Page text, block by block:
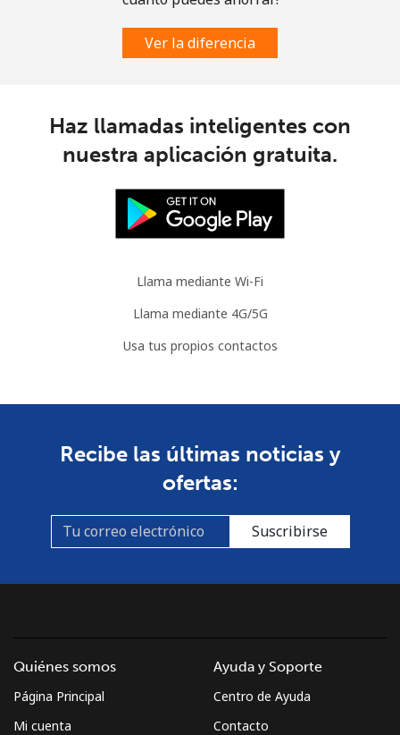
Ver la diferencia
Haz llamadas inteligentes con
nuestra aplicación gratuita.
Llama mediante Wi-Fi
Llama mediante 4G/5G
Usa tus propios contactos
Recibe las últimas noticias y
ofertas:
Suscribirse
Quiénes somos
Página Principal
Mi cuenta
Ayuda y Soporte
Centro de Ayuda
Contacto